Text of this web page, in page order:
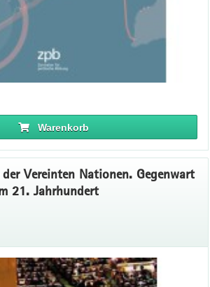
Warenkorb
der Vereinten Nationen. Gegenwart
21. Jahrhundert